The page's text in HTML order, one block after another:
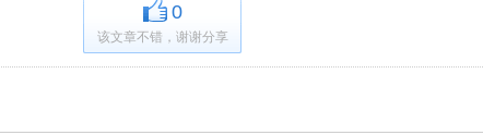
0
该文章不错，谢谢分享